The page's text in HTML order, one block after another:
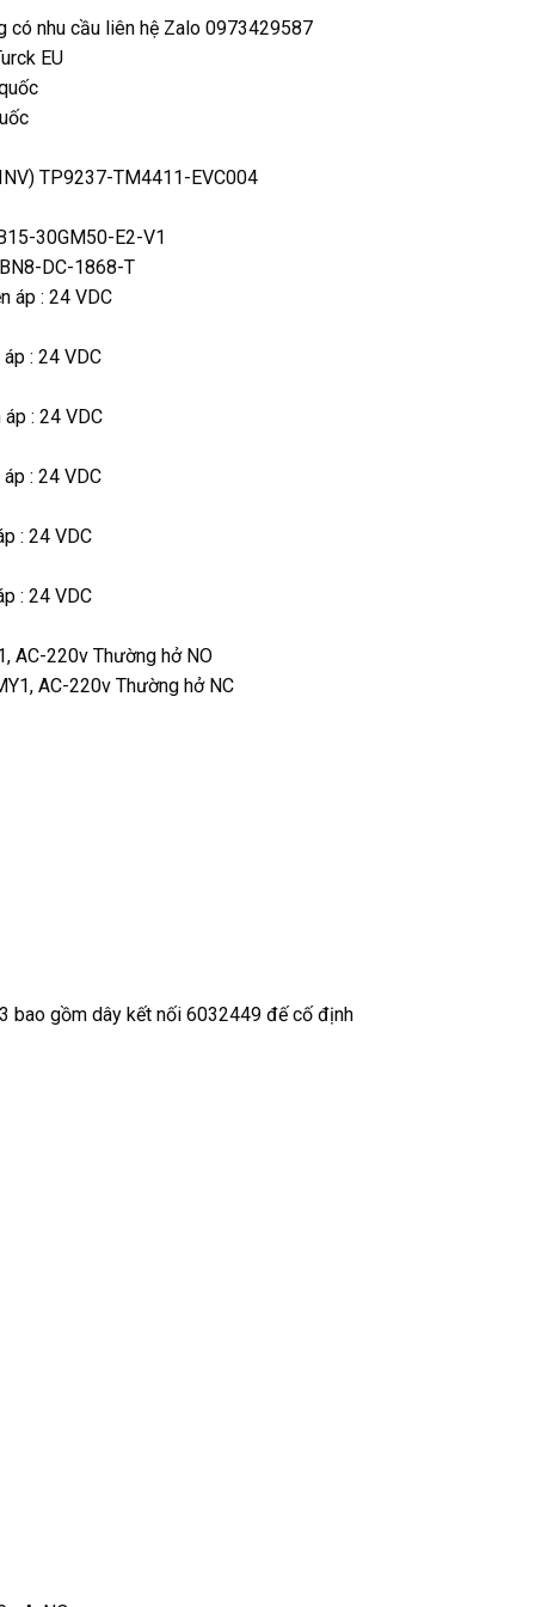
có nhu cầu liên hệ Zalo 0973429587
EU
TP9237-TM4411-EVC004
30GM50-E2-V1
DC-1868-T
áp : 24 VDC
: 24 VDC
: 24 VDC
: 24 VDC
: 24 VDC
: 24 VDC
AC-220v Thường hở NO
AC-220v Thường hở NC
bao gồm dây kết nối 6032449 đế cố định